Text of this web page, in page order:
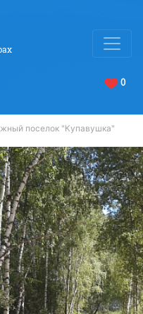
0
поселок "Купавушка"